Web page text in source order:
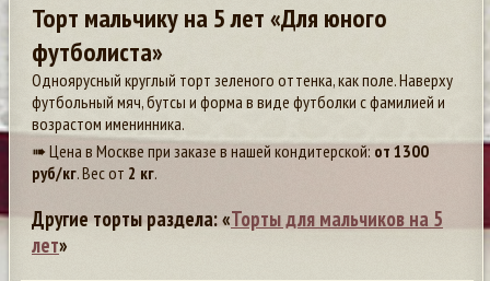
Торт мальчику на 5 лет «Для юного
футболиста»
Одноярусный круглый торт зеленого оттенка, как поле. Наверху
футбольный мяч, бутсы и форма в виде футболки с фамилией и
возрастом именинника.
➠ Цена в Москве при заказе в нашей кондитерской: от 1300
руб/кг. Вес от 2 кг.
Другие торты раздела: «Торты для мальчиков на 5
лет»